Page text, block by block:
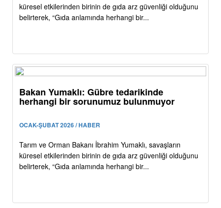
küresel etkilerinden birinin de gıda arz güvenliği olduğunu
belirterek, “Gıda anlamında herhangi bir...
Bakan Yumaklı: Gübre tedarikinde
herhangi bir sorunumuz bulunmuyor
OCAK-ŞUBAT 2026 / HABER
Tarım ve Orman Bakanı İbrahim Yumaklı, savaşların
küresel etkilerinden birinin de gıda arz güvenliği olduğunu
belirterek, “Gıda anlamında herhangi bir...